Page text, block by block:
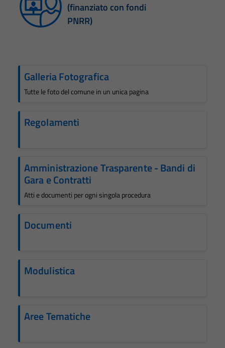
(finanziato con fondi
PNRR)
Galleria Fotografica
Tutte le foto del comune in un unica pagina
Regolamenti
Amministrazione Trasparente - Bandi di
Gara e Contratti
Atti e documenti per ogni singola procedura
Documenti
Modulistica
Aree Tematiche